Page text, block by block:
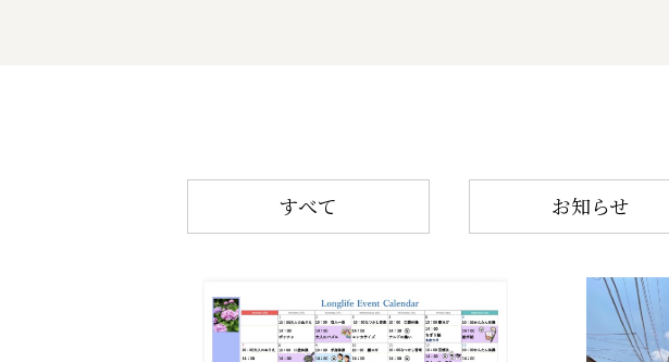
すべて お知らせ